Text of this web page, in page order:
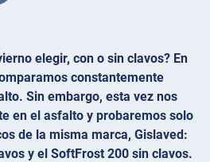
elegir, con o sin clavos? En
constantemente
Sin embargo, esta vez nos
en el asfalto y probaremos solo
de la misma marca, Gislaved:
y el SoftFrost 200 sin clavos.